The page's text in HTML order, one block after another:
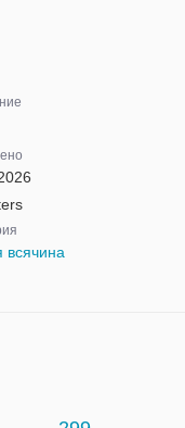
всячина